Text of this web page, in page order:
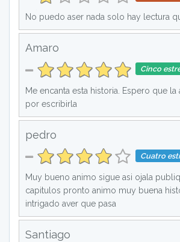
No puedo aser nada solo hay lectura
Amaro
Cinco
Me encanta esta historia. Espero que la
por escribirla
pedro
Cuatro
Muy bueno animo sigue asi ojala
capitulos pronto animo muy buena
intrigado aver que pasa
Santiago